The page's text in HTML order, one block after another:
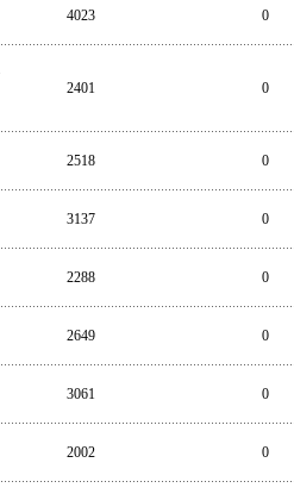
4023 0
2401 0
2518 0
3137 0
2288 0
2649 0
3061 0
2002 0